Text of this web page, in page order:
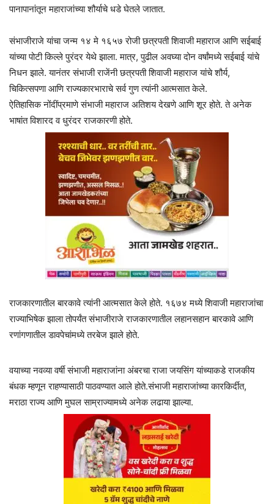
पानापानांतून महाराजांच्या शौर्याचे धडे घेतले जातात.
संभाजीराजे यांचा जन्म १४ मे १६५७ रोजी छत्रपती शिवाजी महाराज आणि सईबाई
यांच्या पोटी किल्ले पुरंदर येथे झाला. मात्र, पुढील अवघ्या दोन वर्षांमध्ये सईबाई यांचे
निधन झाले. यानंतर संभाजी राजेंनी छत्रपती शिवाजी महाराज यांचे शौर्य,
चिकित्सपणा आणि राज्यकारभाराचे सर्व गुण त्यांनी आत्मसात केले.
ऐतिहासिक नोंदींप्रमाणे संभाजी महाराज अतिशय देखणे आणि शूर होते. ते अनेक
भाषांत विशारद व धुरंदर राजकारणी होते.
राजकारणातील बारकावे त्यांनी आत्मसात केले होते. १६७४ मध्ये शिवाजी महाराजांचा
राज्याभिषेक झाला तोपर्यंत संभाजीराजे राजकारणातील लहानसहान बारकावे आणि
रणांगणातील डावपेचांमध्ये तरबेज झाले होते.
वयाच्या नवव्या वर्षी संभाजी महाराजांना अंबरचा राजा जयसिंग यांच्याकडे राजकीय
बंधक म्हणून राहण्यासाठी पाठवण्यात आले होते.संभाजी महाराजांच्या कारकिर्दीत,
मराठा राज्य आणि मुघल साम्राज्यामध्ये अनेक लढाया झाल्या.